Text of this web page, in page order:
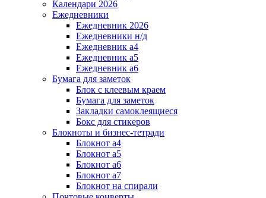
Календари 2026
Ежедневники
Ежедневник 2026
Ежедневники н/д
Ежедневник а4
Ежедневник а5
Ежедневник а6
Бумага для заметок
Блок с клеевым краем
Бумага для заметок
Закладки самоклеящиеся
Бокс для стикеров
Блокноты и бизнес-тетради
Блокнот а4
Блокнот а5
Блокнот а6
Блокнот а7
Блокнот на спирали